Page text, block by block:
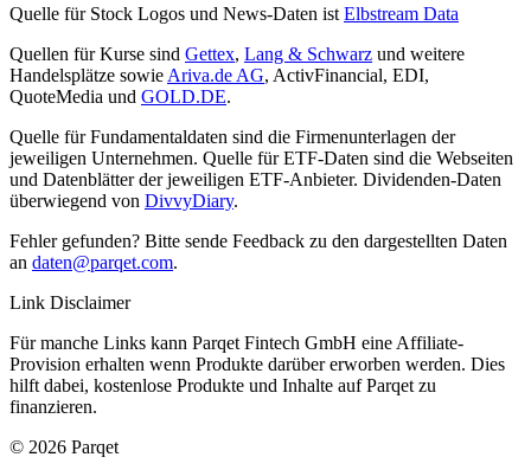
Quelle für Stock Logos und News-Daten ist Elbstream Data
Quellen für Kurse sind Gettex, Lang & Schwarz und weitere
Handelsplätze sowie Ariva.de AG, ActivFinancial, EDI,
QuoteMedia und GOLD.DE.
Quelle für Fundamentaldaten sind die Firmenunterlagen der
jeweiligen Unternehmen. Quelle für ETF-Daten sind die Webseiten
und Datenblätter der jeweiligen ETF-Anbieter. Dividenden-Daten
überwiegend von DivvyDiary.
Fehler gefunden? Bitte sende Feedback zu den dargestellten Daten
an daten@parqet.com.
Link Disclaimer
Für manche Links kann Parqet Fintech GmbH eine Affiliate-
Provision erhalten wenn Produkte darüber erworben werden. Dies
hilft dabei, kostenlose Produkte und Inhalte auf Parqet zu
finanzieren.
© 2026 Parqet